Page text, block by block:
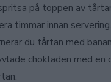
på toppen av
timmar innan
du tårtan med
chokladen med en